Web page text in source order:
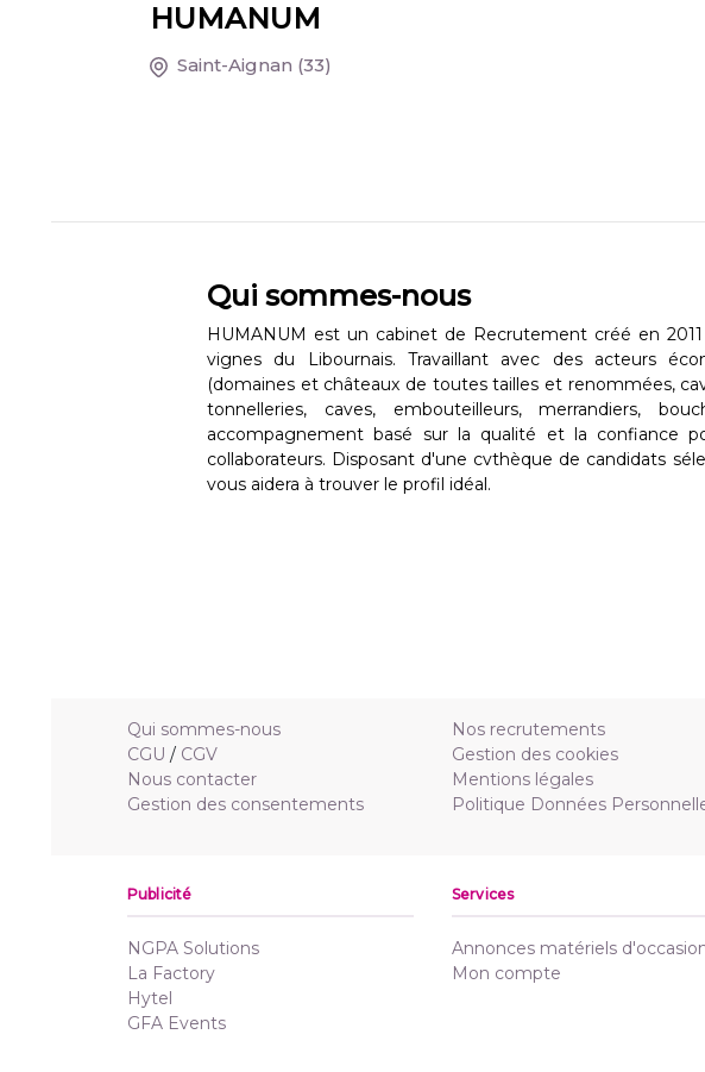
HUMANUM
Saint-Aignan (33)
Qui sommes-nous
HUMANUM est un cabinet de Recrutement créé en
vignes du Libournais. Travaillant avec des acteurs
(domaines et châteaux de toutes tailles et renommées,
tonnelleries, caves, embouteilleurs, merrandiers,
accompagnement basé sur la qualité et la confiance
collaborateurs. Disposant d'une cvthèque de candidats
vous aidera à trouver le profil idéal.
Qui sommes-nous
CGU / CGV
Nous contacter
Gestion des consentements
Nos recrutements
Gestion des cookies
Mentions légales
Politique Données
Publicité
NGPA Solutions
La Factory
Hytel
GFA Events
Services
Annonces matériels
Mon compte